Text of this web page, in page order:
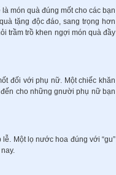
món quà đúng mốt cho các bạn
tặng độc đáo, sang trọng hơn
trầm trồ khen ngợi món quà đầy
đối với phụ nữ. Một chiếc khăn
cho những gnười phụ nữ bạn
Một lọ nước hoa đúng với “gu”